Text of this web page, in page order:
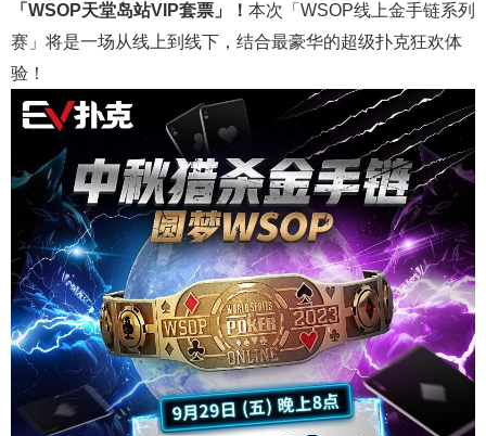
「WSOP天堂岛站VIP套票」！ 本次「WSOP线上金手链系列
赛」将是一场从线上到线下，结合最豪华的超级扑克狂欢体
验！